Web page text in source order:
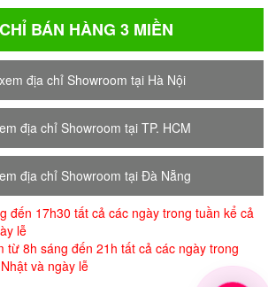
BÁN HÀNG 3 MIỀN
địa chỉ Showroom tại Hà Nội
địa chỉ Showroom tại TP. HCM
địa chỉ Showroom tại Đà Nẵng
đến 17h30 tất cả các ngày trong tuần kể cả
lễ
từ 8h sáng đến 21h tất cả các ngày trong
và ngày lễ